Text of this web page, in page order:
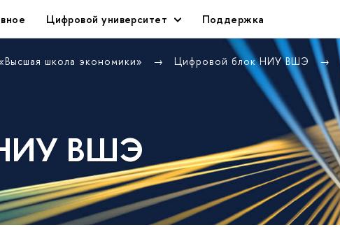
Цифровой университет Поддержка
школа экономики» Цифровой блок НИУ ВШЭ
ВШЭ